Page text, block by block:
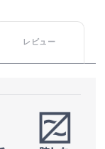
レビュー